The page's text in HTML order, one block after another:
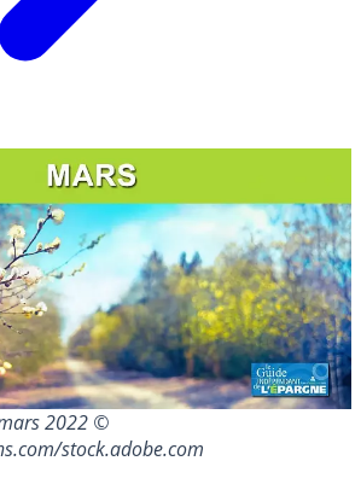
2022 ©
stock.adobe.com